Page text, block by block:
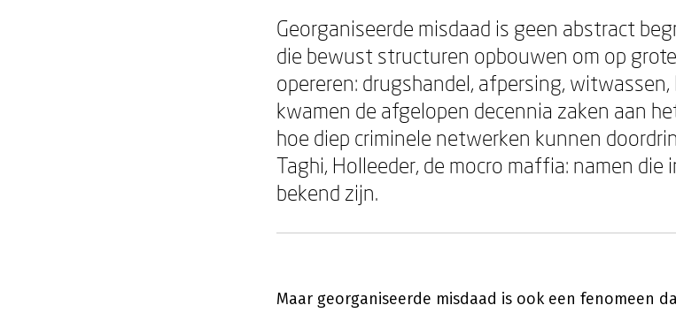
Georganiseerde misdaad is geen abstract
die bewust structuren opbouwen om op
opereren: drugshandel, afpersing,
kwamen de afgelopen decennia zaken aan
hoe diep criminele netwerken kunnen
Taghi, Holleeder, de mocro maffia: namen die
bekend zijn.
Maar georganiseerde misdaad is ook een fenomeen